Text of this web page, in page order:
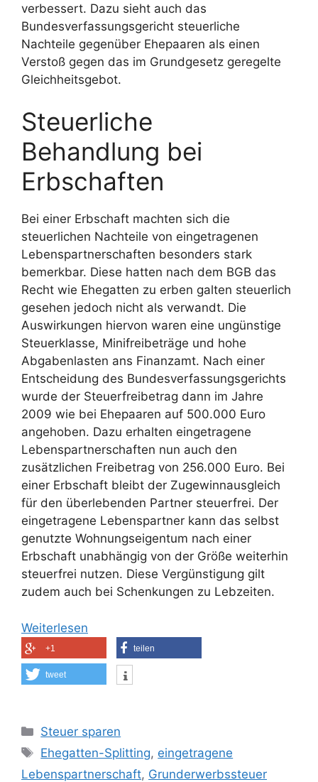
verbessert. Dazu sieht auch das
Bundesverfassungsgericht steuerliche
Nachteile gegenüber Ehepaaren als einen
Verstoß gegen das im Grundgesetz geregelte
Gleichheitsgebot.
Steuerliche
Behandlung bei
Erbschaften
Bei einer Erbschaft machten sich die
steuerlichen Nachteile von eingetragenen
Lebenspartnerschaften besonders stark
bemerkbar. Diese hatten nach dem BGB das
Recht wie Ehegatten zu erben galten steuerlich
gesehen jedoch nicht als verwandt. Die
Auswirkungen hiervon waren eine ungünstige
Steuerklasse, Minifreibeträge und hohe
Abgabenlasten ans Finanzamt. Nach einer
Entscheidung des Bundesverfassungsgerichts
wurde der Steuerfreibetrag dann im Jahre
2009 wie bei Ehepaaren auf 500.000 Euro
angehoben. Dazu erhalten eingetragene
Lebenspartnerschaften nun auch den
zusätzlichen Freibetrag von 256.000 Euro. Bei
einer Erbschaft bleibt der Zugewinnausgleich
für den überlebenden Partner steuerfrei. Der
eingetragene Lebenspartner kann das selbst
genutzte Wohnungseigentum nach einer
Erbschaft unabhängig von der Größe weiterhin
steuerfrei nutzen. Diese Vergünstigung gilt
zudem auch bei Schenkungen zu Lebzeiten.
Weiterlesen
+1 teilen
tweet
Kategorien
Steuer sparen
Schlagwörter
Ehegatten-Splitting, eingetragene
Lebenspartnerschaft, Grunderwerbssteuer